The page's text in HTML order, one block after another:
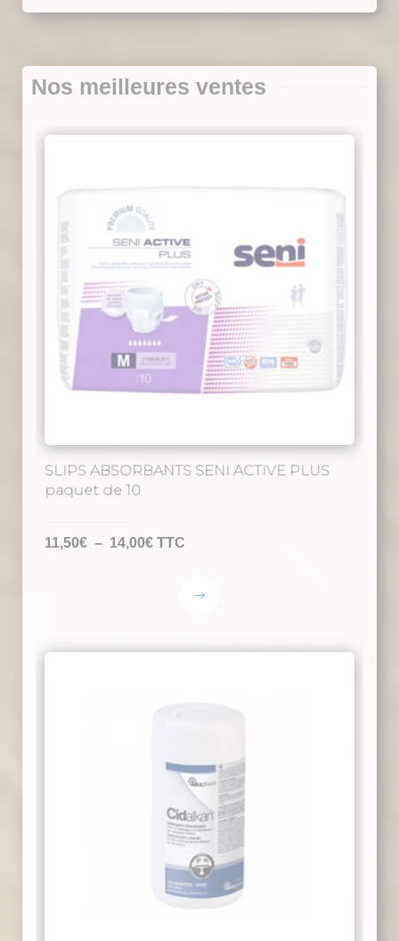
Nos meilleures ventes
SLIPS ABSORBANTS SENI ACTIVE PLUS
paquet de 10
11,50€ – 14,00€Plage
TTC
Ce
peuvent
être
choisies
sur
la
page
du